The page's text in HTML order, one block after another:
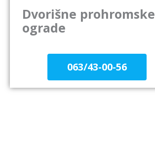
Dvorišne prohromske
ograde
063/43-00-56